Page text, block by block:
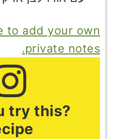
to add your own
private notes.
try this